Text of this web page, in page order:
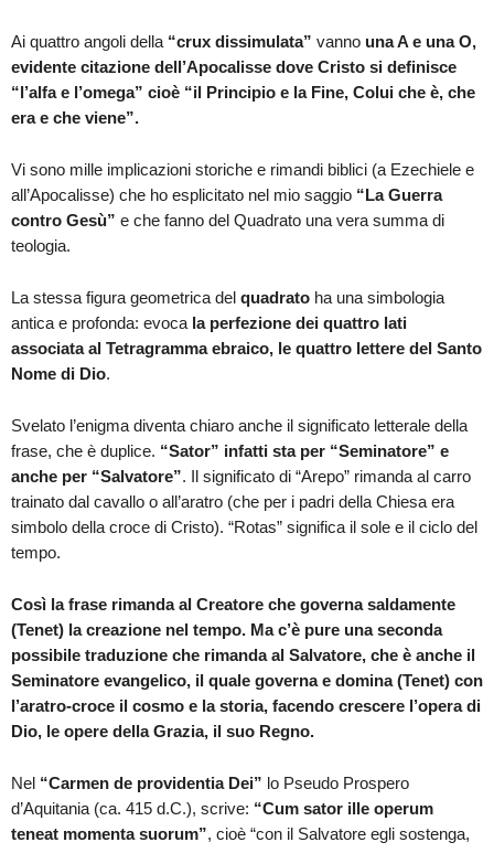
Ai quattro angoli della “crux dissimulata” vanno una A e una O,
evidente citazione dell’Apocalisse dove Cristo si definisce
“l’alfa e l’omega” cioè “il Principio e la Fine, Colui che è, che
era e che viene”.
Vi sono mille implicazioni storiche e rimandi biblici (a Ezechiele e
all’Apocalisse) che ho esplicitato nel mio saggio “La Guerra
contro Gesù” e che fanno del Quadrato una vera summa di
teologia.
La stessa figura geometrica del quadrato ha una simbologia
antica e profonda: evoca la perfezione dei quattro lati
associata al Tetragramma ebraico, le quattro lettere del Santo
Nome di Dio.
Svelato l’enigma diventa chiaro anche il significato letterale della
frase, che è duplice. “Sator” infatti sta per “Seminatore” e
anche per “Salvatore”. Il significato di “Arepo” rimanda al carro
trainato dal cavallo o all’aratro (che per i padri della Chiesa era
simbolo della croce di Cristo). “Rotas” significa il sole e il ciclo del
tempo.
Così la frase rimanda al Creatore che governa saldamente
(Tenet) la creazione nel tempo. Ma c’è pure una seconda
possibile traduzione che rimanda al Salvatore, che è anche il
Seminatore evangelico, il quale governa e domina (Tenet) con
l’aratro-croce il cosmo e la storia, facendo crescere l’opera di
Dio, le opere della Grazia, il suo Regno.
Nel “Carmen de providentia Dei” lo Pseudo Prospero
d’Aquitania (ca. 415 d.C.), scrive: “Cum sator ille operum
teneat momenta suorum”, cioè “con il Salvatore egli sostenga,